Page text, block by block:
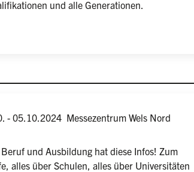
und alle Generationen.
- 05.10.2024 Messezentrum Wels Nord
und Ausbildung hat diese Infos! Zum
alles über Schulen, alles über Universitäten